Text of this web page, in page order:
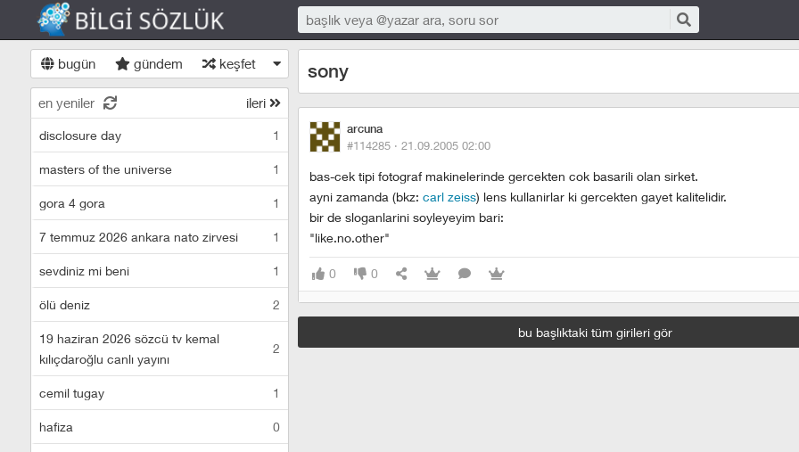
bugün gündem keşfet
en yeniler ileri
disclosure day 1
masters of the universe 1
gora 4 gora 1
7 temmuz 2026 ankara nato zirvesi 1
sevdiniz mi beni 1
ölü deniz 2
19 haziran 2026 sözcü tv kemal
kılıçdaroğlu canlı yayını
2
cemil tugay 1
hafiza 0
sony
arcuna
#114285 · 21.09.2005 02:00
bas-cek tipi fotograf makinelerinde gercekten cok basarili olan sirket.
ayni zamanda (bkz: carl zeiss) lens kullanirlar ki gercekten gayet kalitelidir.
bir de sloganlarini soyleyeyim bari:
"like.no.other"
0 0
bu başlıktaki tüm girileri gör